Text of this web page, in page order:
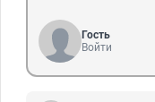
Гость
Войти